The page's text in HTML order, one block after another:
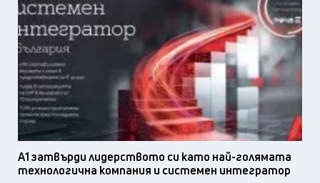
А1 затвърди лидерството си като най-голямата
технологична компания и системен интегратор